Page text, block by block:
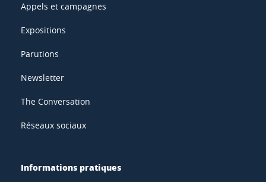
Appels et campagnes
Expositions
Parutions
Newsletter
The Conversation
Réseaux sociaux
Informations pratiques